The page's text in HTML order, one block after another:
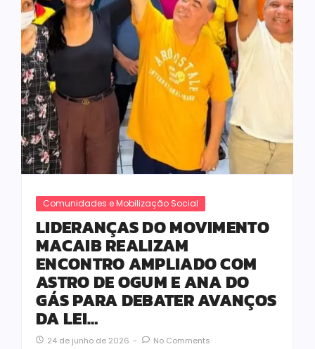
Comunidades e Mobilização Social
LIDERANÇAS DO MOVIMENTO
MACAIB REALIZAM
ENCONTRO AMPLIADO COM
ASTRO DE OGUM E ANA DO
GÁS PARA DEBATER AVANÇOS
DA LEI…
24 de junho de 2026 - No Comments